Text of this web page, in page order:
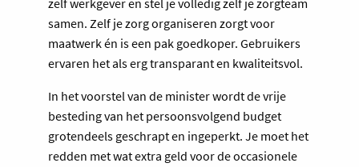
zelf werkgever en stel je volledig zelf je zorgteam
samen. Zelf je zorg organiseren zorgt voor
maatwerk én is een pak goedkoper. Gebruikers
ervaren het als erg transparant en kwaliteitsvol.
In het voorstel van de minister wordt de vrije
besteding van het persoonsvolgend budget
grotendeels geschrapt en ingeperkt. Je moet het
redden met wat extra geld voor de occasionele